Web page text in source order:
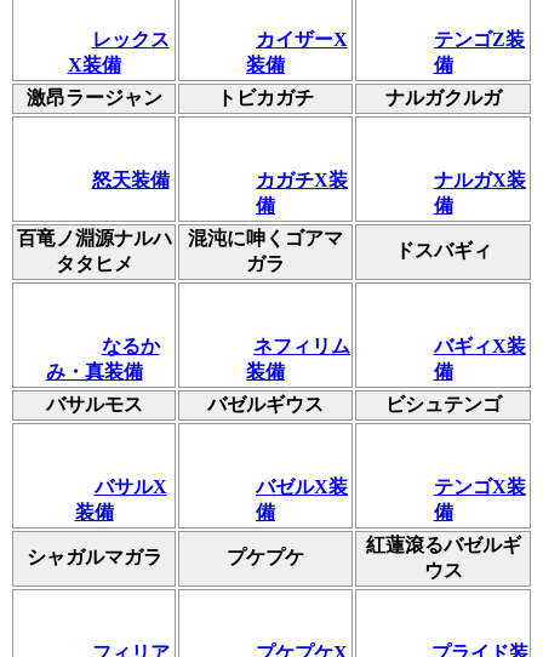
レックス
X装備
カイザーX
装備
テンゴZ装
備
激昂ラージャン
トビカガチ ナルガクルガ
怒天装備
カガチX装
備
ナルガX装
備
百竜ノ淵源ナルハ
タタヒメ
混沌に呻くゴアマ
ガラ
ドスバギィ
なるか
み・真装備
ネフィリム
装備
バギィX装
備
バサルモス
バゼルギウス ビシュテンゴ
バサルX
装備
バゼルX装
備
テンゴX装
備
シャガルマガラ プケプケ
紅蓮滾るバゼルギ
ウス
フィリア プケプケX プライド装